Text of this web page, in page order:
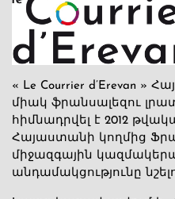
« Le Courrier d’Erevan »
միակ ֆրանսալեզու
հիմնադրվել է 2012
Հայաստանի կողմից
միջազգային
անդամակցությունը